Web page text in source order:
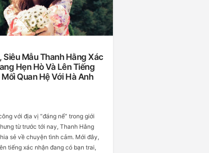
Siêu Mẫu Thanh Hằng Xác
Hẹn Hò Và Lên Tiếng
Mối Quan Hệ Với Hà Anh
với địa vị “đáng nể” trong giới
từ trước tới nay, Thanh Hằng
sẻ về chuyện tình cảm. Mới đây,
tiếng xác nhận đang có bạn trai,